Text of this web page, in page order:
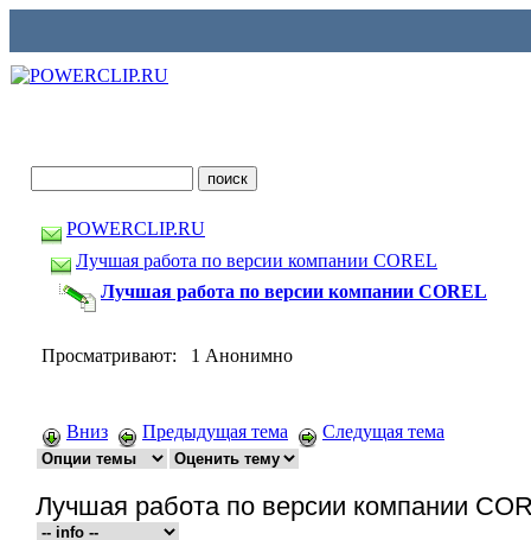
POWERCLIP.RU
Лучшая работа по версии компании COREL
Лучшая работа по версии компании COREL
Просматривают: 1 Анонимно
Вниз Предыдущая тема Следущая тема
Лучшая работа по версии компании